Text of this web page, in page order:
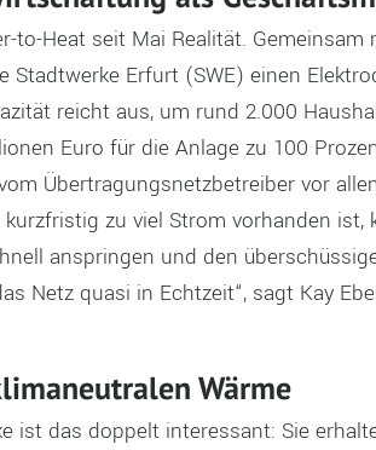
to-Heat seit Mai Realität.
Stadtwerke Erfurt (SWE) einen
reicht aus, um rund 2.000
Euro für die Anlage zu 100
Übertragungsnetzbetreiber vor
zu viel Strom vorhanden ist,
anspringen und den
Netz quasi in Echtzeit“, sagt Kay
Wärme
ist das doppelt interessant: Sie